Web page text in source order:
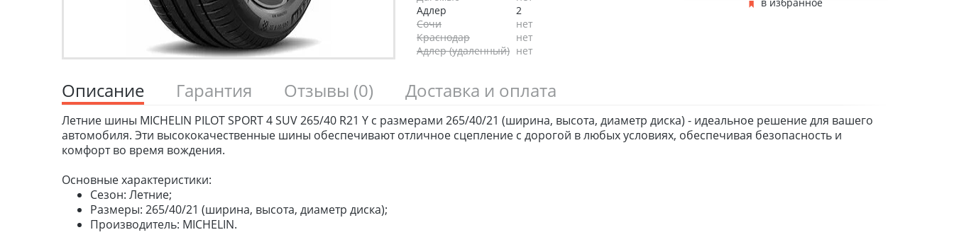
Адлер
2
Сочи
нет
Краснодар
нет
Адлер (удаленный) нет
в избранное
Описание Гарантия Отзывы (0) Доставка и оплата
Летние шины MICHELIN PILOT SPORT 4 SUV 265/40 R21 Y с размерами 265/40/21 (ширина, высота, диаметр диска) - идеальное решение для вашего
автомобиля. Эти высококачественные шины обеспечивают отличное сцепление с дорогой в любых условиях, обеспечивая безопасность и
комфорт во время вождения.
Основные характеристики:
Сезон: Летние;
Размеры: 265/40/21 (ширина, высота, диаметр диска);
Производитель: MICHELIN.